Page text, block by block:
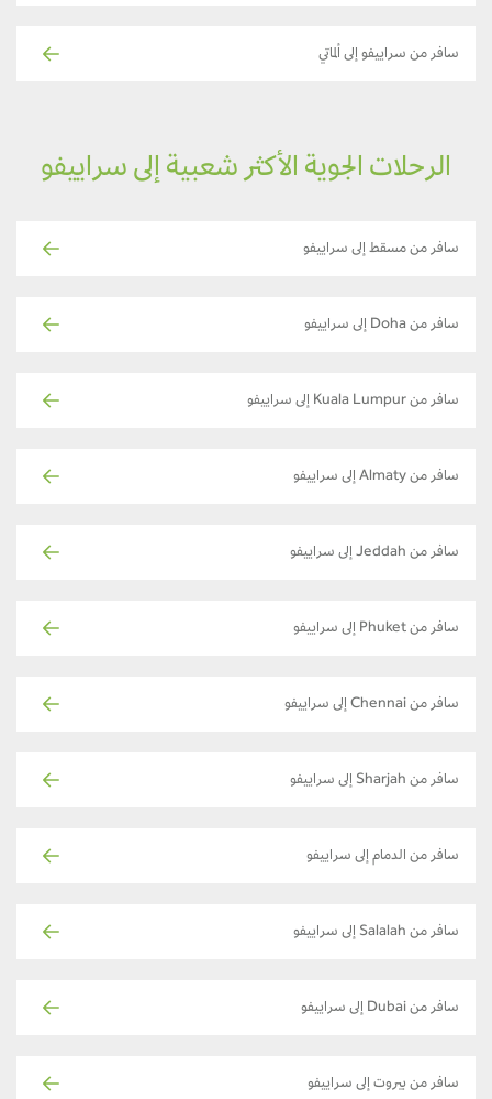
سافر من سراييفو إلى ألماتي
الرحلات الجوية الأكثر شعبية إلى سراييفو
سافر من مسقط إلى سراييفو
سافر من Doha إلى سراييفو
سافر من Kuala Lumpur إلى سراييفو
سافر من Almaty إلى سراييفو
سافر من Jeddah إلى سراييفو
سافر من Phuket إلى سراييفو
سافر من Chennai إلى سراييفو
سافر من Sharjah إلى سراييفو
سافر من الدمام إلى سراييفو
سافر من Salalah إلى سراييفو
سافر من Dubai إلى سراييفو
سافر من بيروت إلى سراييفو